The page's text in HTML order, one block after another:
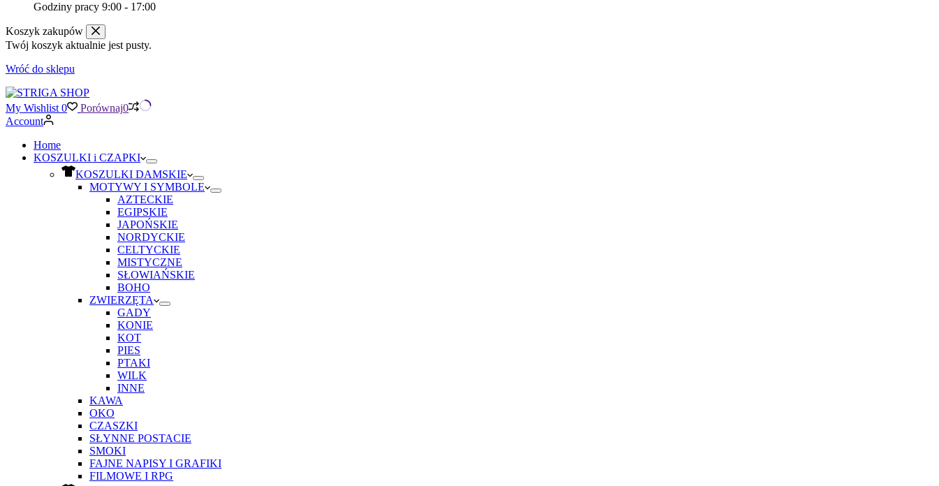
Godziny pracy 9:00 - 17:00
Koszyk zakupów
Twój koszyk aktualnie jest pusty.
Wróć do sklepu
My Wishlist 0 Porównaj0
Account
Home
KOSZULKI i CZAPKI
KOSZULKI DAMSKIE
MOTYWY I SYMBOLE
AZTECKIE
EGIPSKIE
JAPOŃSKIE
NORDYCKIE
CELTYCKIE
MISTYCZNE
SŁOWIAŃSKIE
BOHO
ZWIERZĘTA
GADY
KONIE
KOT
PIES
PTAKI
WILK
INNE
KAWA
OKO
CZASZKI
SŁYNNE POSTACIE
SMOKI
FAJNE NAPISY I GRAFIKI
FILMOWE I RPG